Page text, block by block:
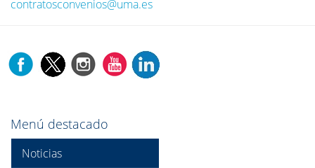
contratosconvenios@uma.es
Menú destacado
Noticias